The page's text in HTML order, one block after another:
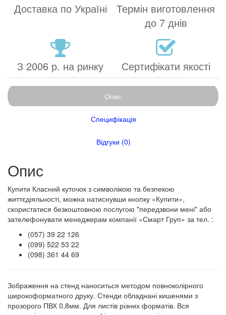
Доставка по Україні
Термін виготовлення
до 7 днів
З 2006 р. на ринку Сертифікати якості
Опис
Специфікація
Відгуки (0)
Опис
Купити Класний куточок з символікою та безпекою
життєдіяльності, можна натиснувши кнопку «Купити»,
скористатися безкоштовною послугою "передзвони мені" або
зателефонувати менеджерам компанії «Смарт Груп» за тел. :
(057) 39 22 126
(099) 522 53 22
(098) 361 44 69
Зображення на стенд наноситься методом повноколірного
широкоформатного друку. Стенди обладнані кишенями з
прозорого ПВХ 0,8мм. Для листів різних форматів. Вся